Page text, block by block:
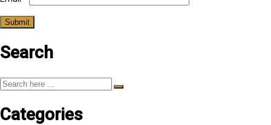
Search
Categories